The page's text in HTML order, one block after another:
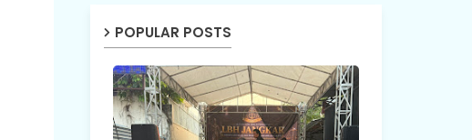
POPULAR POSTS